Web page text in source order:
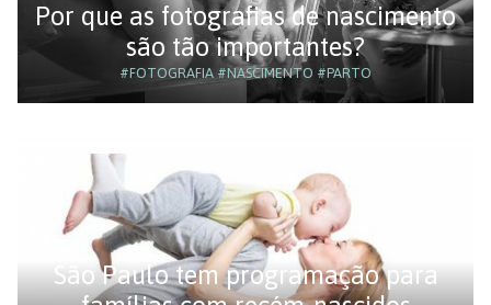
Por que as fotografias de nascimento
são tão importantes?
#FOTOGRAFIA #NASCIMENTO #PARTO
São Paulo tem programação para